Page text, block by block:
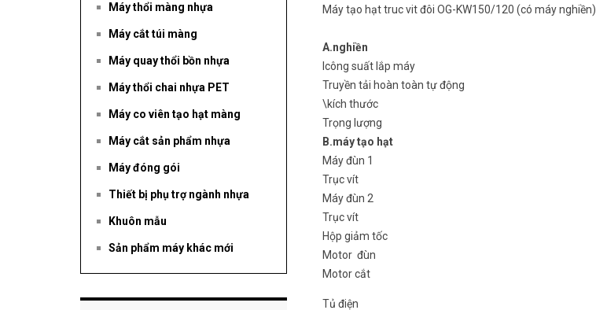
Máy tạo hạt truc vit đôi OG-KW150/120 (có máy nghiền)
A.nghiền
Icông suất lắp máy
Truyền tải hoàn toàn tự động
\kích thước
Trọng lượng
B.máy tạo hạt
Máy đùn 1
Trục vít
Máy đùn 2
Trục vít
Hộp giảm tốc
Motor đùn
Motor cắt
Tủ điện
Máy thổi màng nhựa
Máy cắt túi màng
Máy quay thổi bồn nhựa
Máy thổi chai nhựa PET
Máy co viên tạo hạt màng
Máy cắt sản phẩm nhựa
Máy đóng gói
Thiết bị phụ trợ ngành nhựa
Khuôn mẫu
Sản phẩm máy khác mới